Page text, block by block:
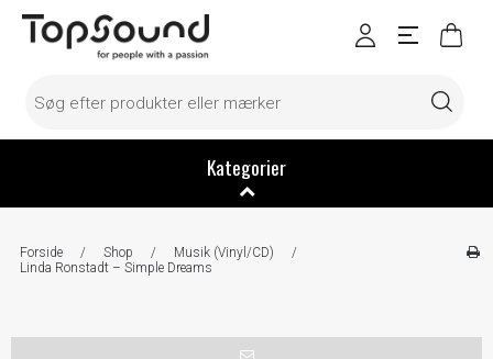
Kategorier
Forside / Shop / Musik (Vinyl/CD)
/
Linda Ronstadt – Simple Dreams